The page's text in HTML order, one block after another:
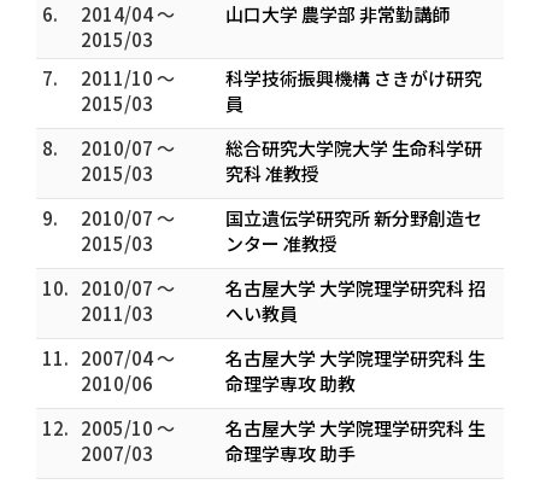
6.
2014/04 ～
2015/03
山口大学 農学部 非常勤講師
7.
2011/10 ～
2015/03
科学技術振興機構 さきがけ研究
員
8.
2010/07 ～
2015/03
総合研究大学院大学 生命科学研
究科 准教授
9.
2010/07 ～
2015/03
国立遺伝学研究所 新分野創造セ
ンター 准教授
10. 2010/07 ～
2011/03
名古屋大学 大学院理学研究科 招
へい教員
11. 2007/04 ～
2010/06
名古屋大学 大学院理学研究科 生
命理学専攻 助教
12. 2005/10 ～
2007/03
名古屋大学 大学院理学研究科 生
命理学専攻 助手